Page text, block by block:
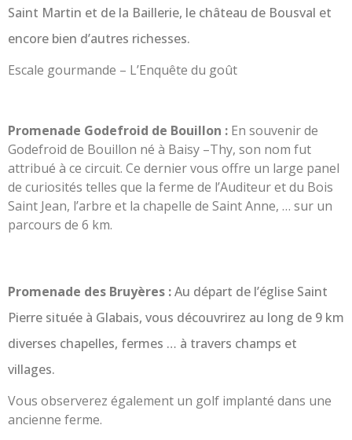
Saint Martin et de la Baillerie, le château de Bousval et
encore bien d’autres richesses.
Escale gourmande – L’Enquête du goût
Promenade Godefroid de Bouillon : En souvenir de
Godefroid de Bouillon né à Baisy –Thy, son nom fut
attribué à ce circuit. Ce dernier vous offre un large panel
de curiosités telles que la ferme de l’Auditeur et du Bois
Saint Jean, l’arbre et la chapelle de Saint Anne, … sur un
parcours de 6 km.
Promenade des Bruyères :Au départ de l’église Saint
Pierre située à Glabais, vous découvrirez au long de 9 km
diverses chapelles, fermes … à travers champs et
villages.
Vous observerez également un golf implanté dans une
ancienne ferme.